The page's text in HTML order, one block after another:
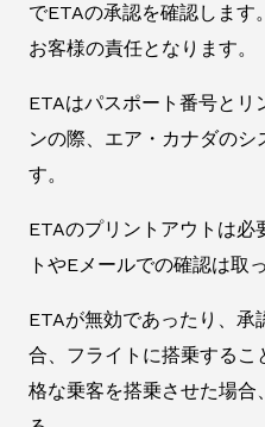
でETAの承認を確認します
お客様の責任となります。
ETAはパスポート番号とリ
ンの際、エア・カナダのシ
す。
ETAのプリントアウトは必
トやEメールでの確認は取
ETAが無効であったり、
合、フライトに搭乗する
格な乗客を搭乗させた場